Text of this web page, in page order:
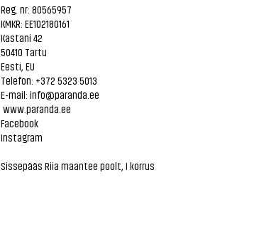
Reg. nr: 80565957
KMKR: EE102180161
Kastani 42
50410 Tartu
Eesti, EU
Telefon: +372 5323 5013
E-mail: info@paranda.ee
www.paranda.ee
Facebook
Instagram
Sissepääs Riia maantee poolt, I korrus